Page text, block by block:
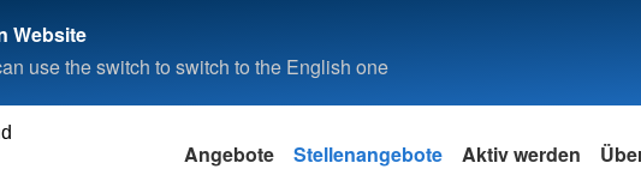
Website
use the switch to switch to the English one
Angebote Stellenangebote Aktiv werden